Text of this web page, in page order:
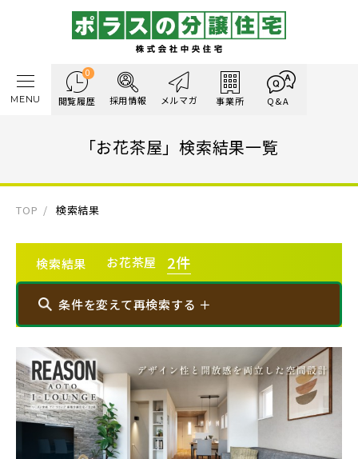
0
閲覧履歴 採用情報 メルマガ 事業所 Q&A
MENU
「お花茶屋」検索結果一覧
TOP 検索結果
検索結果 お花茶屋 2件
条件を変えて再検索する ＋
エリアから探す
埼玉・中央エリア(51)